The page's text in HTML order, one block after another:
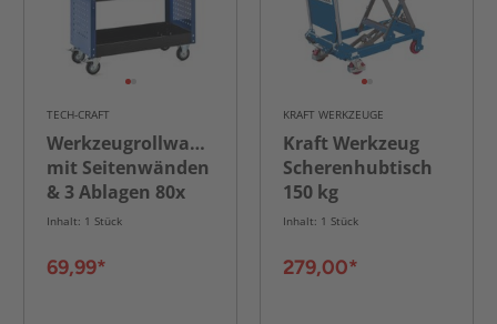
TECH-CRAFT
Werkzeugrollwagen
mit Seitenwänden
& 3 Ablagen 80x
42x 80 cm blau
Inhalt: 1 Stück
69,99*
KRAFT WERKZEUGE
Kraft Werkzeug
Scherenhubtisch
150 kg
Inhalt: 1 Stück
279,00*